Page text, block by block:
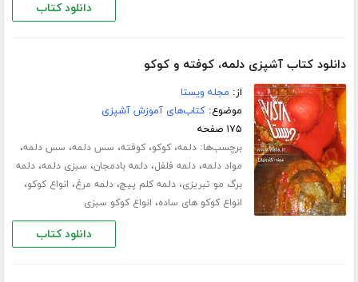
دانلود کتاب
دانلود کتاب آشپزی دلمه، کوفته و کوکو
از: مجله ویستا
موضوع:کتاب‌های آموزش آشپزی
۱۷۵ صفحه
برچسب‌ها:دلمه،کوکو،کوفته، سس دلمه، سس دلمه،
مواد دلمه،دلمه فلفل،دلمه بادمجان، سبزی دلمه،دلمه
برگ مو تبریزی،دلمه کلم پیچ،دلمه مرغ، انواع کوکو،
انواع کوکو های ساده، انواع کوکو سبزی
دانلود کتاب